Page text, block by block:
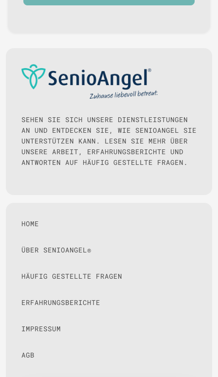
SEHEN SIE SICH UNSERE DIENSTLEISTUNGEN
AN UND ENTDECKEN SIE, WIE SENIOANGEL SIE
UNTERSTÜTZEN KANN. LESEN SIE MEHR ÜBER
UNSERE ARBEIT, ERFAHRUNGSBERICHTE UND
ANTWORTEN AUF HÄUFIG GESTELLTE FRAGEN.
HOME
ÜBER SENIOANGEL®
HÄUFIG GESTELLTE FRAGEN
ERFAHRUNGSBERICHTE
IMPRESSUM
AGB